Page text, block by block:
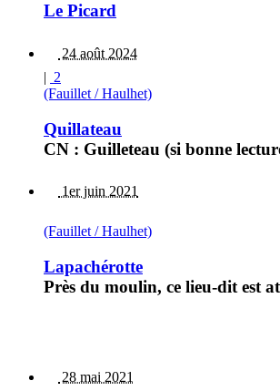
Le Picard
24 août 2024
| 2
(Fauillet / Haulhet)
Quillateau
CN : Guilleteau (si bonne
1er juin 2021
(Fauillet / Haulhet)
Lapachérotte
Près du moulin, ce lieu-dit est
28 mai 2021